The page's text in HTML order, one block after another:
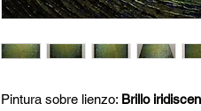
Pintura sobre lienzo: Brillo